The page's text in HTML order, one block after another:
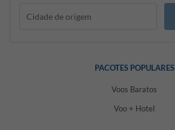
PACOTES POPULARES
Voos Baratos
Voo + Hotel